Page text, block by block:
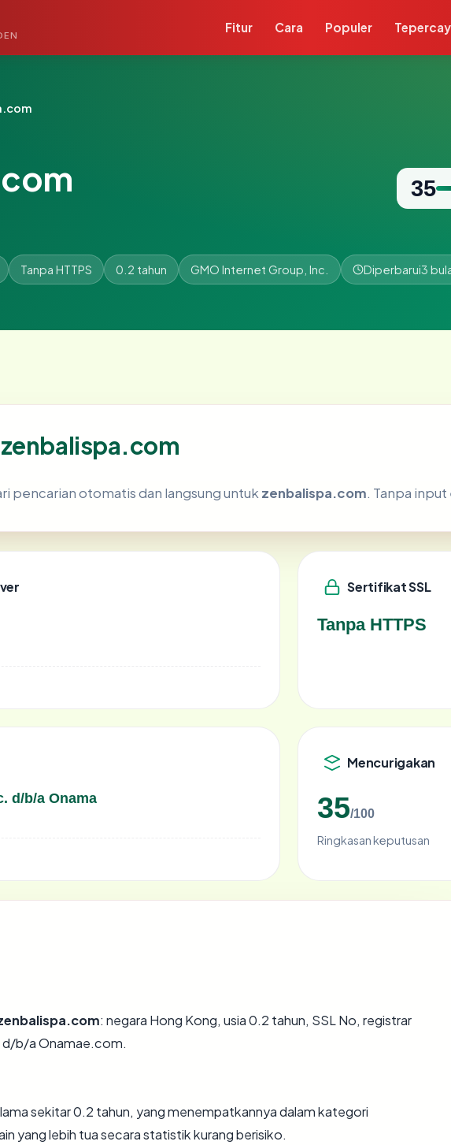
Fitur Cara Populer
35
Tanpa HTTPS 0.2 tahun GMO Internet Group, Inc. Diperbarui3
pencarian otomatis dan langsung untuk zenbalispa.com. Tanpa
Sertifikat SSL
Tanpa HTTPS
d/b/a Onama
Mencurigakan
35/100
Ringkasan keputusan
: negara Hong Kong, usia 0.2 tahun, SSL No, registrar
b/a Onamae.com.
sekitar 0.2 tahun, yang menempatkannya dalam kategori
yang lebih tua secara statistik kurang berisiko.